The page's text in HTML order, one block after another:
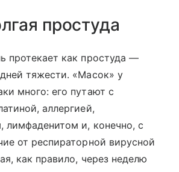
простуда
протекает как простуда —
тяжести. «Масок» у
много: его путают с
аллергией,
лимфаденитом и, конечно, с
от респираторной вирусной
как правило, через неделю